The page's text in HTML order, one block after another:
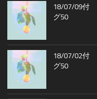
18/07/09付
グ50
18/07/02付
グ50